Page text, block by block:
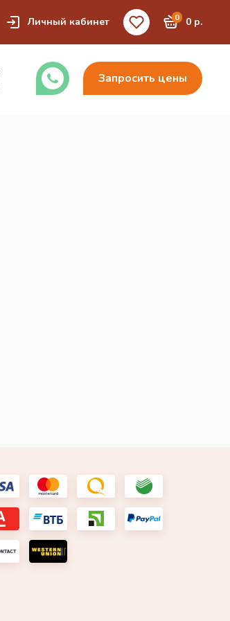
Личный кабинет 0 0 р.
Запросить цены